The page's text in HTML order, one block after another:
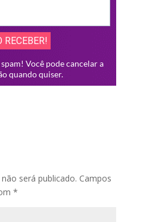
será publicado. Campos
*